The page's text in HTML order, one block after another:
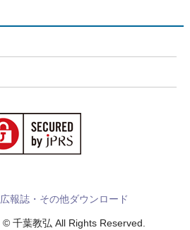
広報誌・その他ダウンロード
© 千葉教弘 All Rights Reserved.